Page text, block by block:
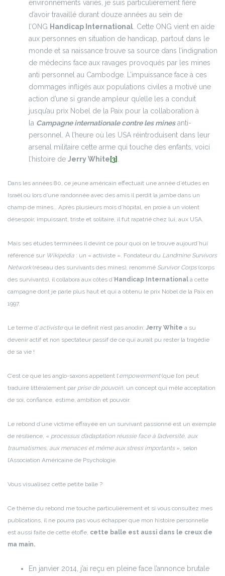
environnements variés, je suis particulièrement fière
d’avoir travaillé durant douze années au sein de
l’ONG Handicap International. Cette ONG vient en aide
aux personnes en situation de handicap, partout dans le
monde et sa naissance trouve sa source dans l’indignation
de médecins face aux ravages provoqués par les mines
anti personnel au Cambodge. L’impuissance face à ces
dommages infligés aux populations civiles a motivé une
action d’une si grande ampleur qu’elle les a conduit
jusqu’au prix Nobel de la Paix pour la collaboration à
la Campagne internationale contre les minesanti-
personnel. A l’heure où les USA réintroduisent dans leur
arsenal militaire cette arme qui touche des enfants, voici
l’histoire de Jerry White[3] .
Dans les années 80, ce jeune américain effectuait une année d’études en
Israël où lors d’une randonnée avec des amis il perdit la jambe dans un
champ de mines… Après plusieurs mois d’hôpital, en proie à un violent
désespoir, impuissant, triste et solitaire, il fut rapatrié chez lui, aux USA.
Mais ses études terminées il devint ce pour quoi on le trouve aujourd’hui
référencé sur Wikipédia : un « activiste ». Fondateur du Landmine Survivors
Network(réseau des survivants des mines), renommé Survivor Corps(corps
des survivants), il collabora aux côtés d’ Handicap International à cette
campagne dont je parle plus haut et qui a obtenu le prix Nobel de la Paix en
1997.
Le terme d’activistequi le définit n’est pas anodin: Jerry White a su
devenir actif et non spectateur passif de ce qui aurait pu rester la tragédie
de sa vie !
C’est ce que les anglo-saxons appellent l’empowerment(que l’on peut
traduire littéralement par prise de pouvoir), un concept qui mêle acceptation
de soi, confiance, estime, ambition et pouvoir.
Le rebond d’une victime effrayée en un survivant passionné est un exemple
de résilience, « processus d’adaptation réussie face à l’adversité, aux
traumatismes, aux menaces et même aux stress importants», selon
l’Association Américaine de Psychologie.
Vous visualisez cette petite balle ?
Ce thème du rebond me touche particulièrement et si vous consultez mes
publications, il ne pourra pas vous échapper que mon histoire personnelle
est aussi faite de cette étoffe, cette balle est aussi dans le creux de
ma main.
En janvier 2014, j’ai reçu en pleine face l’annonce brutale